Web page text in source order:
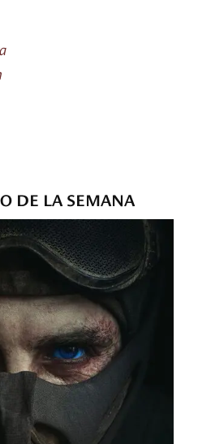
DE LA SEMANA